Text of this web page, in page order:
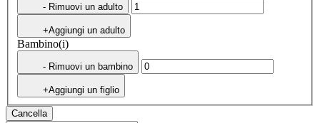
- Rimuovi un adulto
+Aggiungi un adulto
Bambino(i)
- Rimuovi un bambino
+Aggiungi un figlio
Cancella